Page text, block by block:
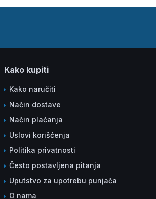
Kako kupiti
Kako naručiti
Način dostave
Način plaćanja
Uslovi korišćenja
Politika privatnosti
Često postavljena pitanja
Uputstvo za upotrebu punjača
O nama